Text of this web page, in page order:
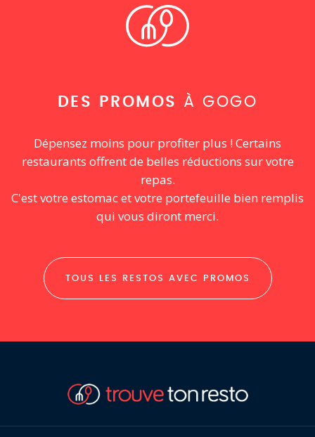
DES PROMOS À GOGO
Dépensez moins pour profiter plus ! Certains
restaurants offrent de belles réductions sur votre
repas.
C'est votre estomac et votre portefeuille bien remplis
qui vous diront merci.
TOUS LES RESTOS AVEC PROMOS